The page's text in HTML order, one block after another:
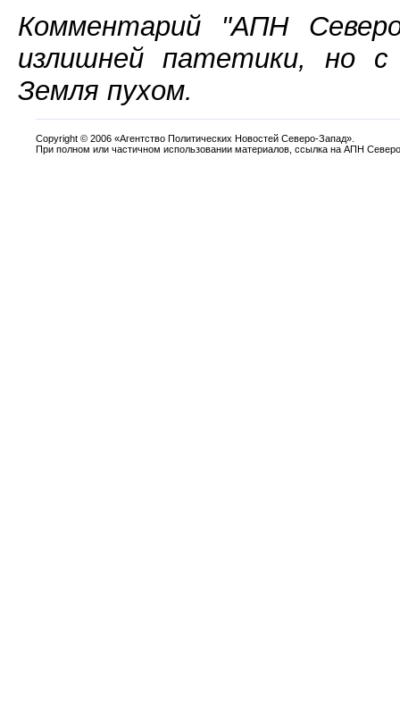
Комментарий "АПН
излишней патетики, но с
Земля пухом.
Copyright © 2006 «Агентство Политических Новостей Северо-Запад».
При полном или частичном использовании материалов, ссылка на АПН